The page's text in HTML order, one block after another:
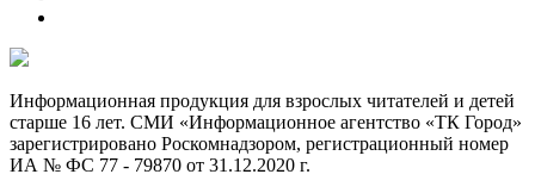
Информационная продукция для взрослых читателей и детей
старше 16 лет. СМИ «Информационное агентство «ТК Город»
зарегистрировано Роскомнадзором, регистрационный номер
ИА № ФС 77 - 79870 от 31.12.2020 г.